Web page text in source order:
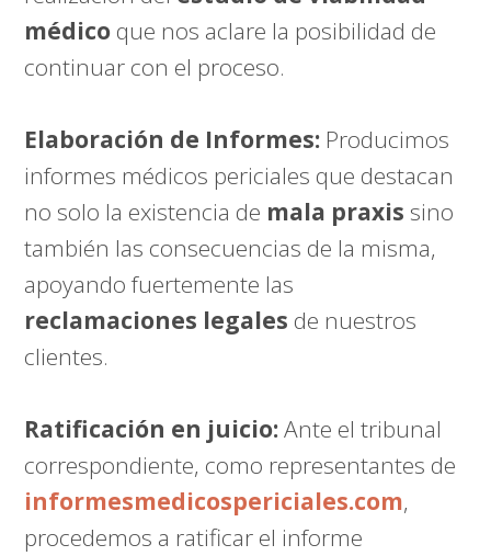
médico que nos aclare la posibilidad de
continuar con el proceso.
Elaboración de Informes: Producimos
informes médicos periciales que destacan
no solo la existencia de mala praxis sino
también las consecuencias de la misma,
apoyando fuertemente las
reclamaciones legales de nuestros
clientes.
Ratificación en juicio:Ante el tribunal
correspondiente, como representantes de
informesmedicospericiales.com,
procedemos a ratificar el informe